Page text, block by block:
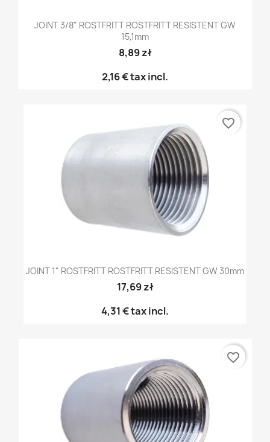
JOINT 3/8" ROSTFRITT ROSTFRITT RESISTENT GW
15,1mm
8,89 zł
2,16 €tax incl.
JOINT 1" ROSTFRITT ROSTFRITT RESISTENT GW 30mm
17,69 zł
4,31 €tax incl.
favorite_border
favorite_border